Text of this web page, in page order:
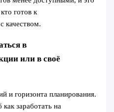
готов к
качеством.
в
или в своё
и горизонта планирования.
заработать на